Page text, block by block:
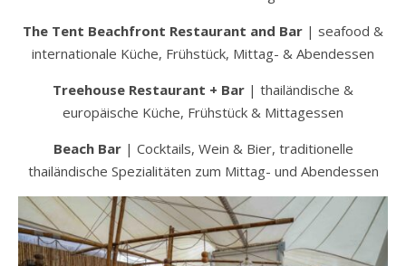
The Tent Beachfront Restaurant and Bar | seafood &
internationale Küche, Frühstück, Mittag- & Abendessen
Treehouse Restaurant + Bar | thailändische &
europäische Küche, Frühstück & Mittagessen
Beach Bar| Cocktails, Wein & Bier, traditionelle
thailändische Spezialitäten zum Mittag- und Abendessen